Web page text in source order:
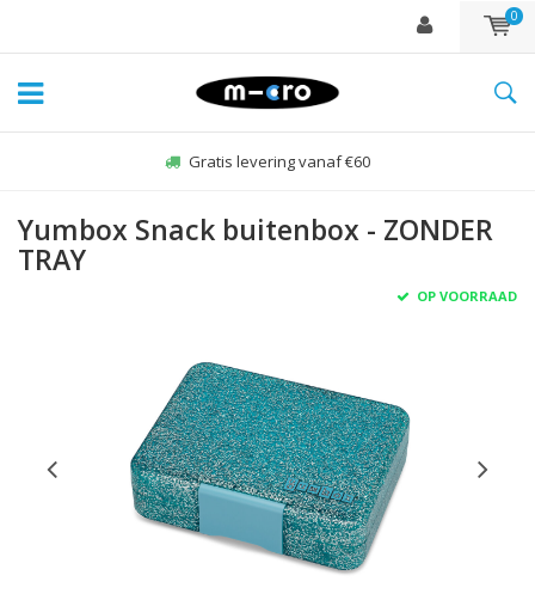
0
Gratis levering vanaf €60
Yumbox Snack buitenbox - ZONDER
TRAY
OP VOORRAAD